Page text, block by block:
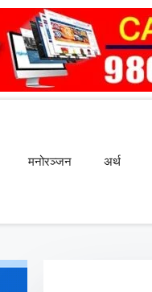
मनोरञ्जन अर्थ